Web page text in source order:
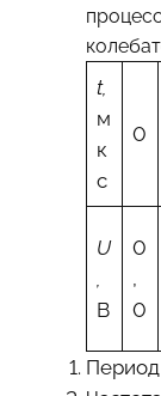
t,
м
к
с
0
U
,
В
0
,
0